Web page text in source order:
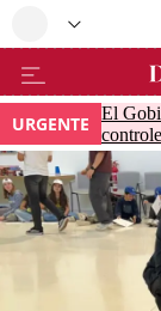
URGENTE
El